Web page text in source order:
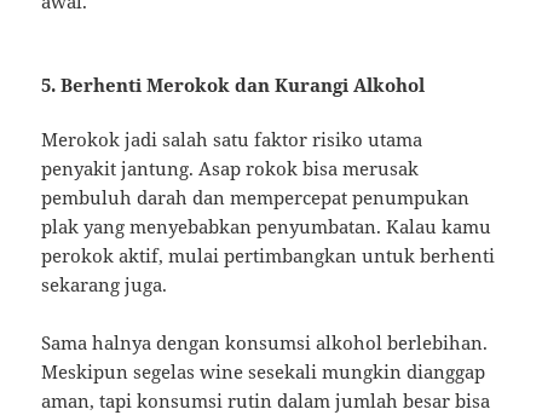
5. Berhenti Merokok dan Kurangi Alkohol
Merokok jadi salah satu faktor risiko utama
penyakit jantung. Asap rokok bisa merusak
pembuluh darah dan mempercepat penumpukan
plak yang menyebabkan penyumbatan. Kalau kamu
perokok aktif, mulai pertimbangkan untuk berhenti
sekarang juga.
Sama halnya dengan konsumsi alkohol berlebihan.
Meskipun segelas wine sesekali mungkin dianggap
aman, tapi konsumsi rutin dalam jumlah besar bisa